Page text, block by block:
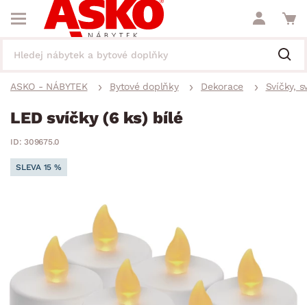
ASKO - NÁBYTEK Bytové doplňky Dekorace Svíčky,
LED svíčky (6 ks) bílé
ID: 309675.0
SLEVA 15 %